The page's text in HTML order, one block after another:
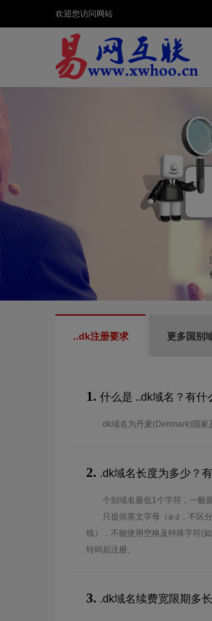
欢迎您访问网站
..dk注册要求 更多国别
1. 什么是 ..dk域名？有什
dk域名为丹麦(Denmark)国家
2. .dk域名长度为多少？
个别域名最低1个字符，一般
只提供英文字母（a-z，不区
线），不能使用空格及特殊字符(
转码后注册。
3. .dk域名续费宽限期多